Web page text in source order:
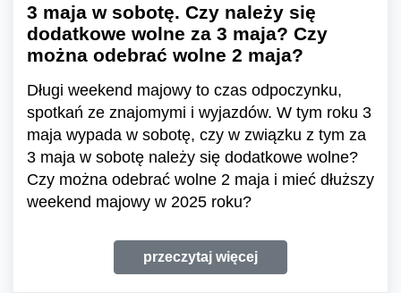
3 maja w sobotę. Czy należy się
dodatkowe wolne za 3 maja? Czy
można odebrać wolne 2 maja?
Długi weekend majowy to czas odpoczynku,
spotkań ze znajomymi i wyjazdów. W tym roku 3
maja wypada w sobotę, czy w związku z tym za
3 maja w sobotę należy się dodatkowe wolne?
Czy można odebrać wolne 2 maja i mieć dłuższy
weekend majowy w 2025 roku?
przeczytaj więcej